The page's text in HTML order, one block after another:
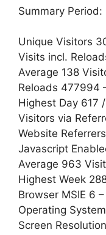
Summary
Unique Visitors
Visits incl.
Average 138
Reloads 477994
Highest Day 617
Visitors via
Website
Javascript
Average 963
Highest Week
Browser MSIE 6
Operating
Screen